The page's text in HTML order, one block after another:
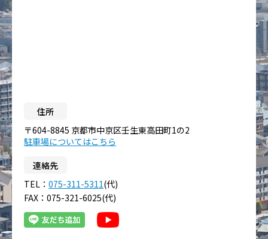
住所
〒604-8845 京都市中京区壬生東高田町1の2
駐車場についてはこちら
連絡先
TEL： 075-311-5311(代)
FAX：075-321-6025(代)